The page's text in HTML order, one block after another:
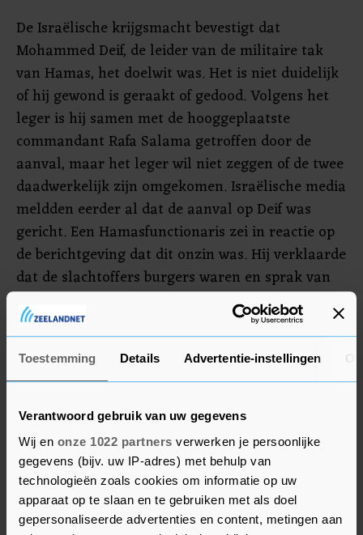
Toestemming Details Advertentie-instellingen
Verantwoord gebruik van uw gegevens
Wij en onze 1022 partners verwerken je persoonlijke
gegevens (bijv. uw IP-adres) met behulp van
technologieën zoals cookies om informatie op uw
apparaat op te slaan en te gebruiken met als doel
gepersonaliseerde advertenties en content, metingen aan
De Israëlische krijgsmacht bevestigt dat
Mohammed Deif, de leider van de militaire tak
van Hamas, het doelwit was. Het is niet duidelijk
of hij gewond is geraakt of gedood. Volgens het
leger is hij samen met de hooggeplaatste
commandant Rafa Salama getroffen door de
aanval, maar het leger wil niet zeggen of de twee
daadwerkelijk zijn omgekomen. Israëlische media
meldden eerder al dat de aanval op Deif was
gericht. Een Hamasfunctionaris zei in reactie op
de berichtgeving dat dit onzin was. Hij verklaarde
dat de slachtoffers burgers waren en sprak van
een "ernstige escalatie" van de oorlog.
Veel gewonden werden naar het nabijgelegen
Nasser-ziekenhuis gebracht. De artsen werden
volgens functionarissen overweldigd door de
toestroom van patiënten, waardoor het
ziekenhuis "niet langer in staat was te
functioneren".